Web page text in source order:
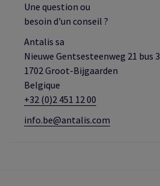
Une question ou
besoin d'un conseil ?
Antalis sa
Nieuwe Gentsesteenweg 21 bus 3
1702 Groot-Bijgaarden
Belgique
+32 (0)2 451 12 00
info.be@antalis.com